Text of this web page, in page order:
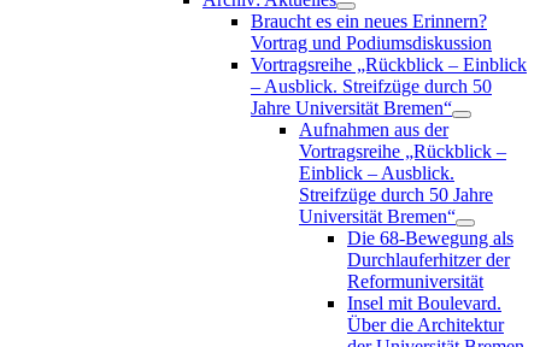
Braucht es ein neues Erinnern?
Vortrag und Podiumsdiskussion
Vortragsreihe „Rückblick – Einblick
– Ausblick. Streifzüge durch 50
Jahre Universität Bremen“
Aufnahmen aus der
Vortragsreihe „Rückblick –
Einblick – Ausblick.
Streifzüge durch 50 Jahre
Universität Bremen“
Die 68-Bewegung als
Durchlauferhitzer der
Reformuniversität
Insel mit Boulevard.
Über die Architektur